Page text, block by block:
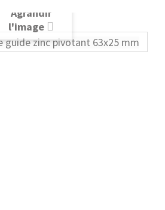
Agrandir
l'image